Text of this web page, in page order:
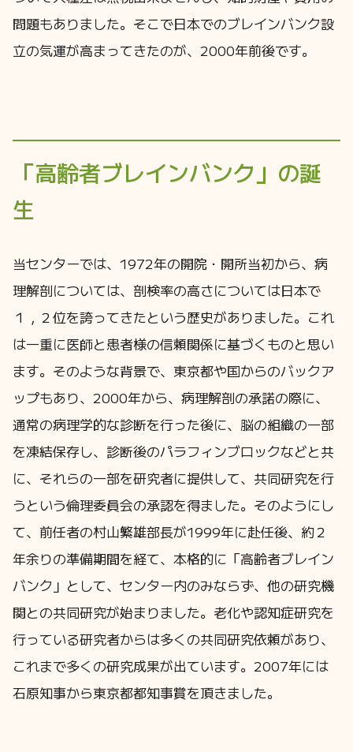
問題もありました。そこで日本でのブレインバンク設
立の気運が高まってきたのが、2000年前後です。
「高齢者ブレインバンク」の誕
生
当センターでは、1972年の開院・開所当初から、病
理解剖については、剖検率の高さについては日本で
１，２位を誇ってきたという歴史がありました。これ
は一重に医師と患者様の信頼関係に基づくものと思い
ます。そのような背景で、東京都や国からのバックア
ップもあり、2000年から、病理解剖の承諾の際に、
通常の病理学的な診断を行った後に、脳の組織の一部
を凍結保存し、診断後のパラフィンブロックなどと共
に、それらの一部を研究者に提供して、共同研究を行
うという倫理委員会の承認を得ました。そのようにし
て、前任者の村山繁雄部長が1999年に赴任後、約２
年余りの準備期間を経て、本格的に「高齢者ブレイン
バンク」として、センター内のみならず、他の研究機
関との共同研究が始まりました。老化や認知症研究を
行っている研究者からは多くの共同研究依頼があり、
これまで多くの研究成果が出ています。2007年には
石原知事から東京都都知事賞を頂きました。